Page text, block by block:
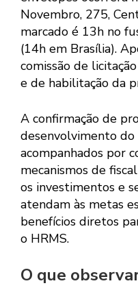
Novembro, 275,
marcado é 13h no
(14h em Brasília).
comissão de
e de habilitação da
A confirmação de
desenvolvimento
acompanhados por
mecanismos de
os investimentos e
atendam às metas
benefícios diretos
o HRMS.
O que